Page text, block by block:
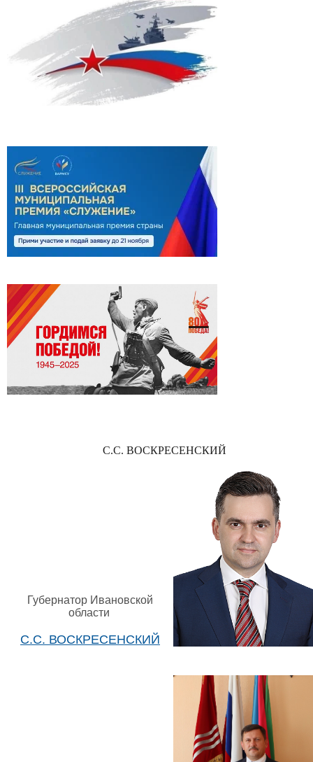
С.С. ВОСКРЕСЕНСКИЙ
Губернатор Ивановской
области
С.С. ВОСКРЕСЕНСКИЙ